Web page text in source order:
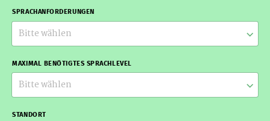
SPRACHANFORDERUNGEN
Bitte wählen
MAXIMAL BENÖTIGTES SPRACHLEVEL
Bitte wählen
STANDORT